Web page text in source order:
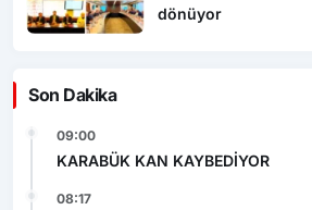
dönüyor
Son Dakika
09:00
KARABÜK KAN KAYBEDİYOR
08:17